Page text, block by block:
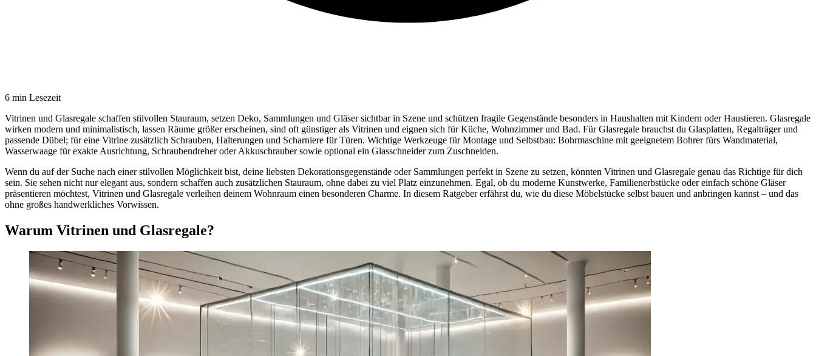
6 min Lesezeit
Vitrinen und Glasregale schaffen stilvollen Stauraum, setzen Deko, Sammlungen und Gläser sichtbar in Szene und schützen fragile Gegenstände besonders in Haushalten mit Kindern oder Haustieren. Glasregale
wirken modern und minimalistisch, lassen Räume größer erscheinen, sind oft günstiger als Vitrinen und eignen sich für Küche, Wohnzimmer und Bad. Für Glasregale brauchst du Glasplatten, Regalträger und
passende Dübel; für eine Vitrine zusätzlich Schrauben, Halterungen und Scharniere für Türen. Wichtige Werkzeuge für Montage und Selbstbau: Bohrmaschine mit geeignetem Bohrer fürs Wandmaterial,
Wasserwaage für exakte Ausrichtung, Schraubendreher oder Akkuschrauber sowie optional ein Glasschneider zum Zuschneiden.
Wenn du auf der Suche nach einer stilvollen Möglichkeit bist, deine liebsten Dekorationsgegenstände oder Sammlungen perfekt in Szene zu setzen, könnten Vitrinen und Glasregale genau das Richtige für dich
sein. Sie sehen nicht nur elegant aus, sondern schaffen auch zusätzlichen Stauraum, ohne dabei zu viel Platz einzunehmen. Egal, ob du moderne Kunstwerke, Familienerbstücke oder einfach schöne Gläser
präsentieren möchtest, Vitrinen und Glasregale verleihen deinem Wohnraum einen besonderen Charme. In diesem Ratgeber erfährst du, wie du diese Möbelstücke selbst bauen und anbringen kannst – und das
ohne großes handwerkliches Vorwissen.
Warum Vitrinen und Glasregale?